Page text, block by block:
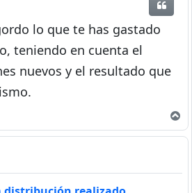
lo que te has gastado
teniendo en cuenta el
nuevos y el resultado que